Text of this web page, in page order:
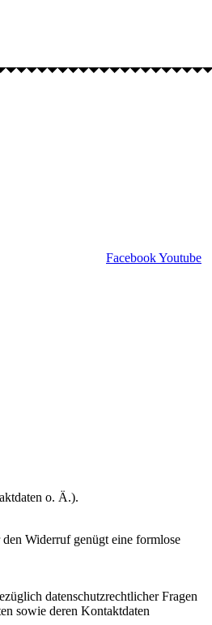
FacebookYoutube
o. Ä.).
Widerruf genügt eine formlose
datenschutzrechtlicher Fragen
sowie deren Kontaktdaten